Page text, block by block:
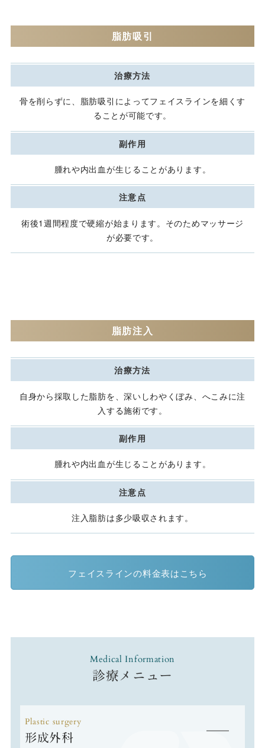
脂肪吸引
治療方法
骨を削らずに、脂肪吸引によってフェイスラインを細くす
ることが可能です。
副作用
腫れや内出血が生じることがあります。
注意点
術後1週間程度で硬縮が始まります。そのためマッサージ
が必要です。
脂肪注入
治療方法
自身から採取した脂肪を、深いしわやくぼみ、へこみに注
入する施術です。
副作用
腫れや内出血が生じることがあります。
注意点
注入脂肪は多少吸収されます。
フェイスラインの料金表はこちら
診療メニュー
Medical Information
形成外科
Plastic surgery